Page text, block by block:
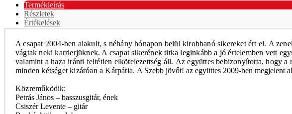
Termékleírás
Részletek
Értékelések
A csapat 2004-ben alakult, s néhány hónapon belül kirobbanó sikereket ért el. A
vágtak neki karrierjüknek. A csapat sikerének titka leginkább a jó értelemben vett
valamint a haza iránti feltétlen elkötelezettség áll. Az együttes bebizonyította, hogy a
minden kétséget kizáróan a Kárpátia. A Szebb jövőt! az együttes 2009-ben megjelent
Közreműködik:
Petrás János – basszusgitár, ének
Csiszér Levente – gitár